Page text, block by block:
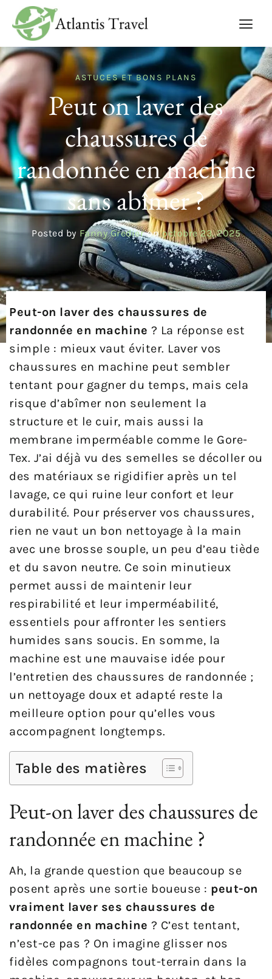
ASTUCES ET BONS PLANS
Peut on laver des
chaussures de
randonnée en machine
sans abîmer ?
Posted by Fanny Gredier on octobre 23, 2025
Peut-on laver des chaussures de
randonnée en machine ? La réponse est
simple : mieux vaut éviter. Laver vos
chaussures en machine peut sembler
tentant pour gagner du temps, mais cela
risque d’abîmer non seulement la
structure et le cuir, mais aussi la
membrane imperméable comme le Gore-
Tex. J’ai déjà vu des semelles se décoller ou
des matériaux se rigidifier après un tel
lavage, ce qui ruine leur confort et leur
durabilité. Pour préserver vos chaussures,
rien ne vaut un bon nettoyage à la main
avec une brosse souple, un peu d’eau tiède
et du savon neutre. Ce soin minutieux
permet aussi de maintenir leur
respirabilité et leur imperméabilité,
essentiels pour affronter les sentiers
humides sans soucis. En somme, la
machine est une mauvaise idée pour
l’entretien des chaussures de randonnée ;
un nettoyage doux et adapté reste la
meilleure option pour qu’elles vous
accompagnent longtemps.
Table des matières
Peut-on laver des chaussures de
randonnée en machine ?
Ah, la grande question que beaucoup se
posent après une sortie boueuse : peut-on
vraiment laver ses chaussures de
randonnée en machine ? C’est tentant,
n’est-ce pas ? On imagine glisser nos
fidèles compagnons tout-terrain dans la